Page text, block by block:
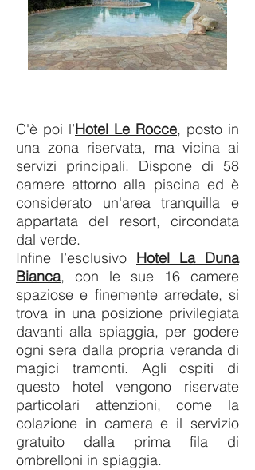
C'è poi l’Hotel Le Rocce, posto in
una zona riservata, ma vicina ai
servizi principali. Dispone di 58
camere attorno alla piscina ed è
considerato un'area tranquilla e
appartata del resort, circondata
dal verde.
Infine l’esclusivo Hotel La Duna
Bianca, con le sue 16 camere
spaziose e finemente arredate, si
trova in una posizione privilegiata
davanti alla spiaggia, per godere
ogni sera dalla propria veranda di
magici tramonti. Agli ospiti di
questo hotel vengono riservate
particolari attenzioni, come la
colazione in camera e il servizio
gratuito dalla prima fila di
ombrelloni in spiaggia.